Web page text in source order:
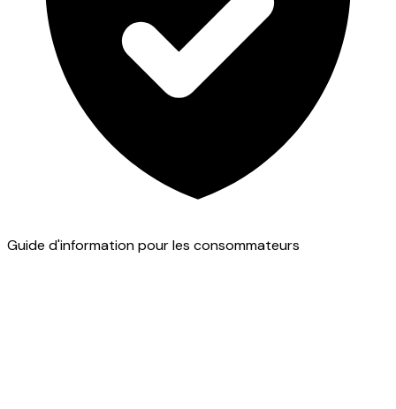
Guide d'information pour les consommateurs